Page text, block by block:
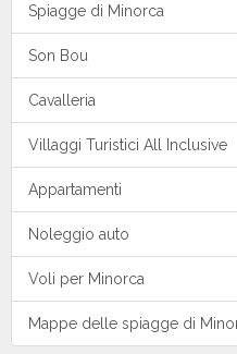
Spiagge di Minorca
Son Bou
Cavalleria
Villaggi Turistici All Inclusive
Appartamenti
Noleggio auto
Voli per Minorca
Mappe delle spiagge di